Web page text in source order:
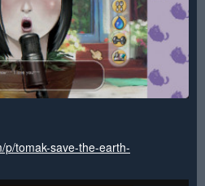
p/tomak-save-the-earth-